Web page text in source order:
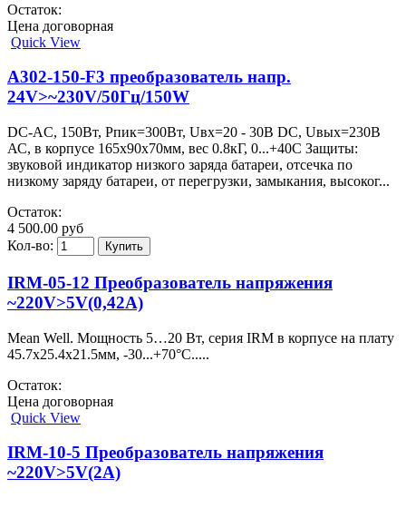
Остаток:
Цена договорная
Quick View
A302-150-F3 преобразователь напр.
24V>~230V/50Гц/150W
DC-AC, 150Вт, Рпик=300Вт, Uвх=20 - 30В DC, Uвых=230В
АС, в корпусе 165х90х70мм, вес 0.8кГ, 0...+40С Защиты:
звуковой индикатор низкого заряда батареи, отсечка по
низкому заряду батареи, от перегрузки, замыкания, высоког...
Остаток:
4 500.00 руб
Кол-во:
IRM-05-12 Преобразователь напряжения
~220V>5V(0,42A)
Mean Well. Мощность 5…20 Вт, серия IRM в корпусе на плату
45.7х25.4х21.5мм, -30...+70°C.....
Остаток:
Цена договорная
Quick View
IRM-10-5 Преобразователь напряжения
~220V>5V(2A)